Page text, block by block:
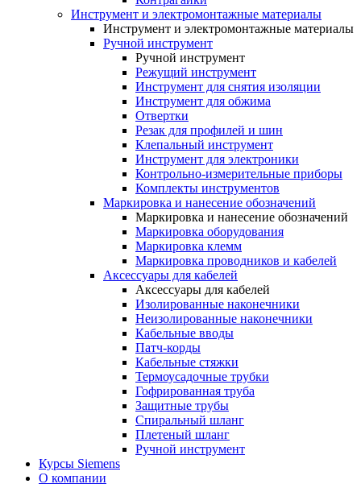
Инструмент и электромонтажные материалы
Инструмент и электромонтажные материалы
Ручной инструмент
Ручной инструмент
Режущий инструмент
Инструмент для снятия изоляции
Инструмент для обжима
Отвертки
Резак для профилей и шин
Клепальный инструмент
Инструмент для электроники
Контрольно-измерительные приборы
Комплекты инструментов
Маркировка и нанесение обозначений
Маркировка и нанесение обозначений
Маркировка оборудования
Маркировка клемм
Маркировка проводников и кабелей
Аксессуары для кабелей
Аксессуары для кабелей
Изолированные наконечники
Неизолированные наконечники
Кабельные вводы
Патч-корды
Кабельные стяжки
Термоусадочные трубки
Гофрированная труба
Защитные трубы
Спиральный шланг
Плетеный шланг
Ручной инструмент
Курсы Siemens
О компании